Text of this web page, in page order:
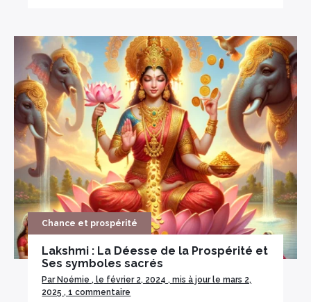
Chance et prospérité
Lakshmi : La Déesse de la Prospérité et
Ses symboles sacrés
Par Noémie , le février 2, 2024 , mis à jour le mars 2,
2025 , 1 commentaire